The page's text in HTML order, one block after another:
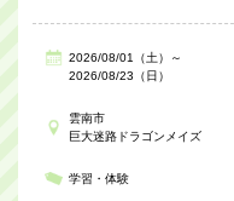
2026/08/01（土）～
2026/08/23（日）
雲南市
巨大迷路ドラゴンメイズ
学習・体験